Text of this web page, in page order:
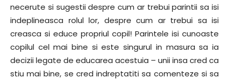
necerute si sugestii despre cum ar trebui parintii sa isi
indeplineasca rolul lor, despre cum ar trebui sa isi
creasca si educe propriul copil! Parintele isi cunoaste
copilul cel mai bine si este singurul in masura sa ia
decizii legate de educarea acestuia – unii insa cred ca
stiu mai bine, se cred indreptatiti sa comenteze si sa